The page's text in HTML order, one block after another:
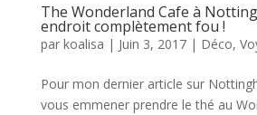
The Wonderland Cafe à
endroit complètement fou !
par koalisa | Juin 3, 2017| Déco,
Pour mon dernier article sur
vous emmener prendre le thé au